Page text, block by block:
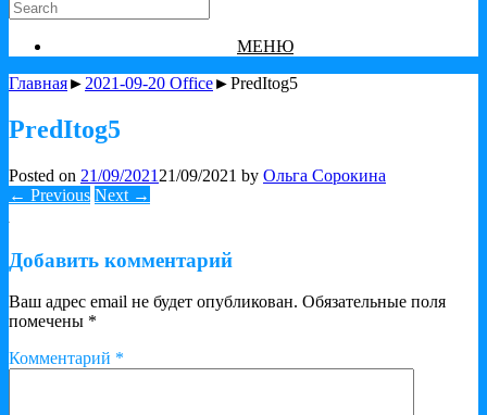
МЕНЮ
Главная► 2021-09-20 Office►PredItog5
PredItog5
Posted on 21/09/2021 21/09/2021 by Ольга Сорокина
← Previous Next →
Добавить комментарий
Ваш адрес email не будет опубликован. Обязательные поля
помечены *
Комментарий *